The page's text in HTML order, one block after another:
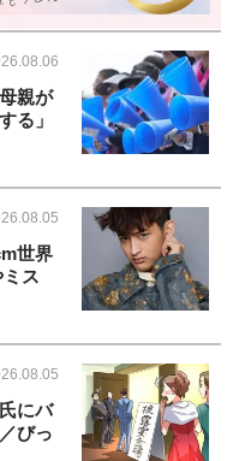
親が
る」
世界
ス
にバ
びっ